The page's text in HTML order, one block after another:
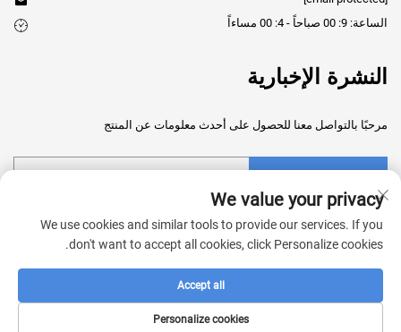
الساعة: 9: 00 صباحاً - 4: 00 مساءاً
النشرة الإخبارية
مرحبًا بالتواصل معنا للحصول على أحدث معلومات عن المنتج
حقوق النشر © 2025 شركة قوانغشي شينجروي للتكنولوجيا الطبية المحدودة
في الصين. جميع الحقوق محفوظة. -سياسة الخصوصية
We value your privacy
We use cookies and similar tools to provide our services. If you
don't want to accept all cookies, click Personalize cookies.
Personalize cookies
Accept all